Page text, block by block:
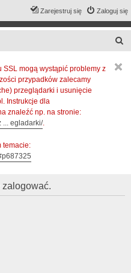
Zaloguj się
Zarejestruj się
SSL mogą wystąpić problemy z
przypadków zalecamy
przeglądarki i usunięcie
Instrukcje dla
znaleźć np. na stronie:
... egladarki/.
temacie: